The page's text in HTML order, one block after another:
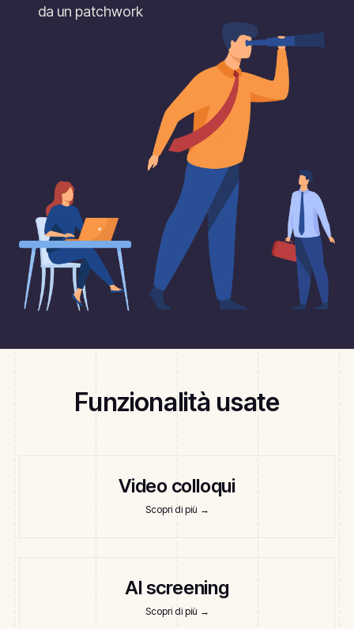
da un patchwork
Funzionalità usate
Video colloqui
Scopri di più →
AI screening
Scopri di più →